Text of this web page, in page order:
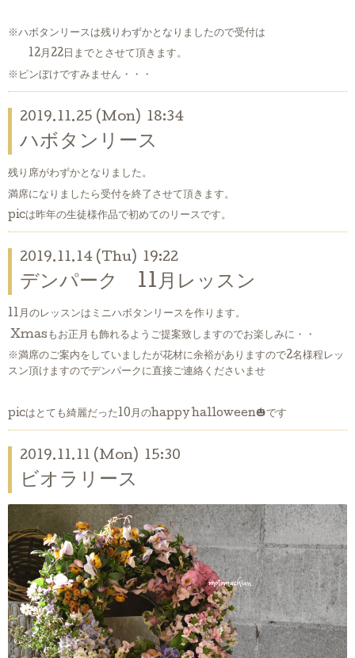
※ハボタンリースは残りわずかとなりましたので受付は
12月22日までとさせて頂きます。
※ピンぼけですみません・・・
2019.11.25 (Mon) 18:34
ハボタンリース
残り席がわずかとなりました。
満席になりましたら受付を終了させて頂きます。
picは昨年の生徒様作品で初めてのリースです。
2019.11.14 (Thu) 19:22
デンパーク 11月レッスン
11月のレッスンはミニハボタンリースを作ります。
Xmasもお正月も飾れるようご提案致しますのでお楽しみに・・
※満席のご案内をしていましたが花材に余裕がありますので2名様程レッ
スン頂けますのでデンパークに直接ご連絡くださいませ
picはとても綺麗だった10月のhappy halloween🎃です
2019.11.11 (Mon) 15:30
ビオラリース